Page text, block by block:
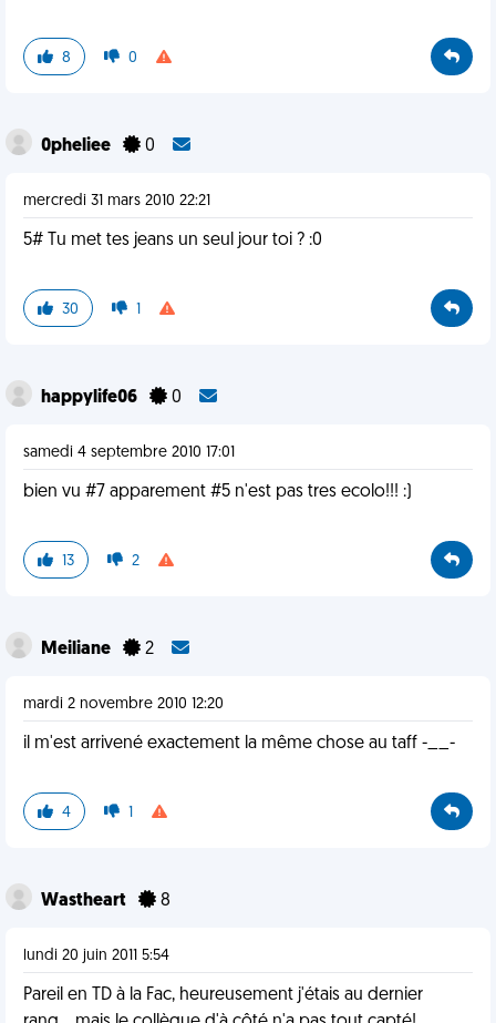
8 0
0pheliee 0
mercredi 31 mars 2010 22:21
5# Tu met tes jeans un seul jour toi ? :0
30 1
happylife06 0
samedi 4 septembre 2010 17:01
bien vu #7 apparement #5 n'est pas tres ecolo!!! :)
13 2
Meiliane 2
mardi 2 novembre 2010 12:20
il m'est arrivené exactement la même chose au taff -__-
4 1
Wastheart 8
lundi 20 juin 2011 5:54
Pareil en TD à la Fac, heureusement j'étais au dernier